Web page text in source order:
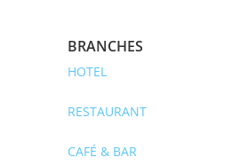
BRANCHES
HOTEL
RESTAURANT
CAFÉ & BAR